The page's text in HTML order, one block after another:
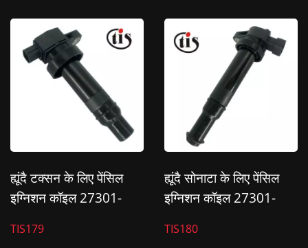
ह्यूंदै टक्सन के लिए पेंसिल
इग्निशन कॉइल 27301-
TIS179
ह्यूंदै सोनाटा के लिए पेंसिल
इग्निशन कॉइल 27301-
TIS180